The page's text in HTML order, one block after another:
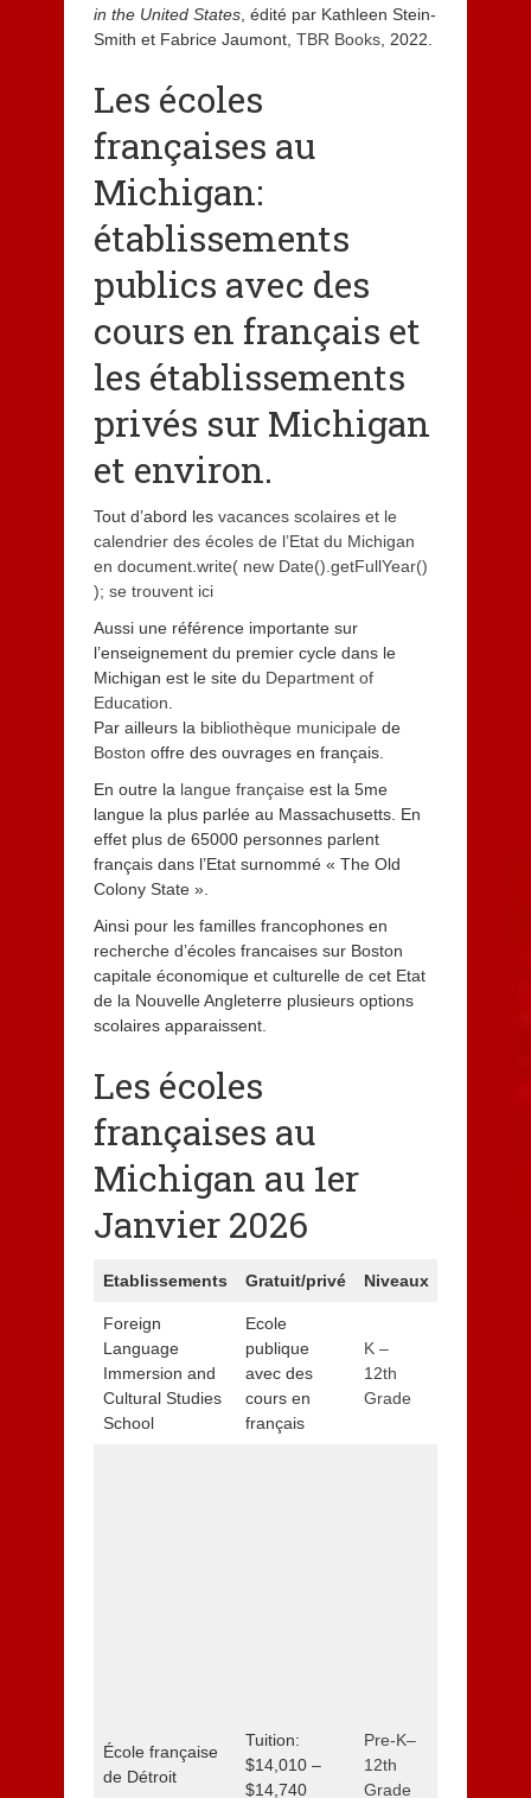
in the United States, édité par Kathleen Stein-
Smith et Fabrice Jaumont, TBR Books, 2022.
Les écoles
françaises au
Michigan:
établissements
publics avec des
cours en français et
les établissements
privés sur Michigan
et environ.
Tout d’abord les vacances scolaires et le
calendrier des écoles de l’Etat du Michigan
en document.write( new Date().getFullYear()
); se trouvent ici
Aussi une référence importante sur
l’enseignement du premier cycle dans le
Michigan est le site du Department of
Education
Par ailleurs la bibliothèque municipale de
Boston offre des ouvrages en français.
En outre la langue française est la 5me
langue la plus parlée au Massachusetts. En
effet plus de 65000 personnes parlent
français dans l’Etat surnommé « The Old
Colony State ».
Ainsi pour les familles francophones en
recherche d’écoles francaises sur Boston
capitale économique et culturelle de cet Etat
de la Nouvelle Angleterre plusieurs options
scolaires apparaissent.
Les écoles
françaises au
Michigan au 1er
Janvier 2026
Etablissements Gratuit/privé Niveaux
Foreign
Language
Immersion and
Cultural Studies
School
Ecole
publique
avec des
cours en
français
K –
12th
Grade
École française
de Détroit
Tuition:
$14,010 –
$14,740
Pre-K–
12th
Grade